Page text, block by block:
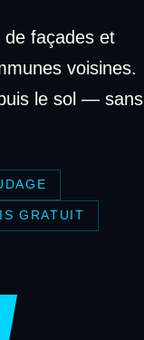
façades et
voisines.
le sol — sans
GRATUIT